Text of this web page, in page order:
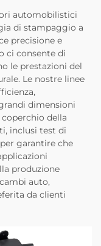
automobilistici
di stampaggio a
precisione e
ci consente di
le prestazioni del
Le nostre linee
dimensioni
della
inclusi test di
garantire che
produzione
auto,
da clienti